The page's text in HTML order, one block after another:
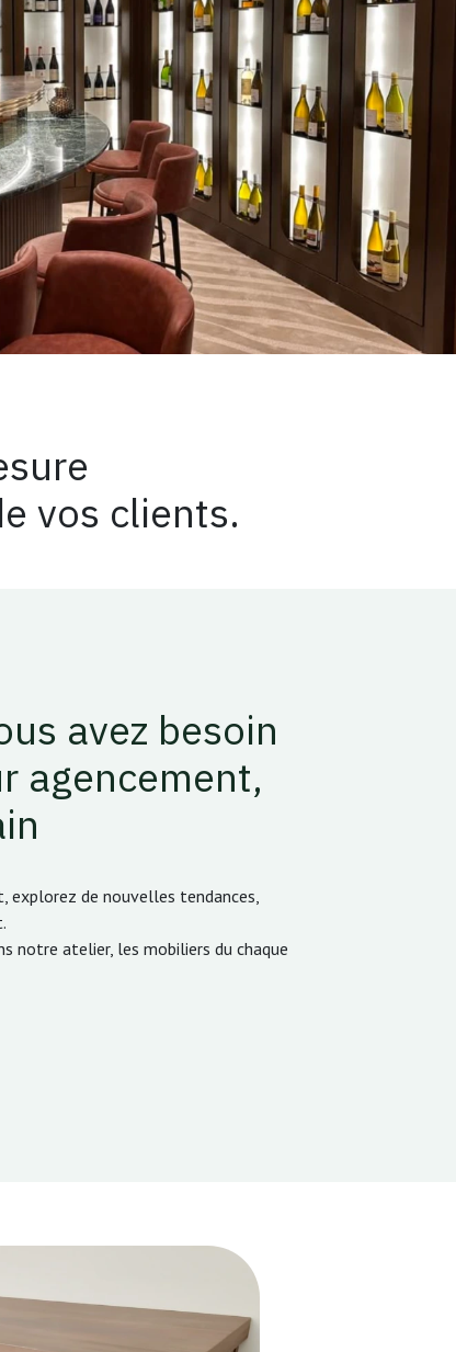
vos clients.
avez besoin
agencement,
explorez de nouvelles tendances,
notre atelier, les mobiliers du chaque